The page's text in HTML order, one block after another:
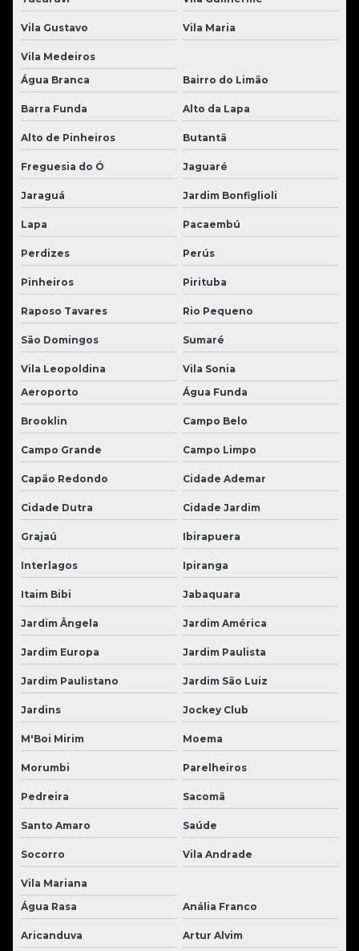
Vila Gustavo Vila Maria
Vila Medeiros
Água Branca
Bairro do Limão
Barra Funda Alto da Lapa
Alto de Pinheiros Butantã
Freguesia do Ó Jaguaré
Jaraguá Jardim Bonfiglioli
Lapa Pacaembú
Perdizes Perús
Pinheiros Pirituba
Raposo Tavares Rio Pequeno
São Domingos Sumaré
Vila Leopoldina
Vila Sonia
Aeroporto
Água Funda
Brooklin Campo Belo
Campo Grande Campo Limpo
Capão Redondo Cidade Ademar
Cidade Dutra Cidade Jardim
Grajaú Ibirapuera
Interlagos Ipiranga
Itaim Bibi Jabaquara
Jardim Ângela Jardim América
Jardim Europa Jardim Paulista
Jardim Paulistano Jardim São Luiz
Jardins Jockey Club
M'Boi Mirim Moema
Morumbi Parelheiros
Pedreira Sacomã
Santo Amaro Saúde
Socorro Vila Andrade
Vila Mariana
Água Rasa
Anália Franco
Aricanduva Artur Alvim